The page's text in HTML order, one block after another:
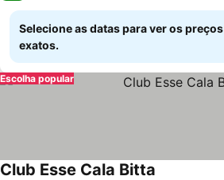
Selecione as datas para ver os preços
exatos.
Escolha popular
Club Esse Cala Bitta